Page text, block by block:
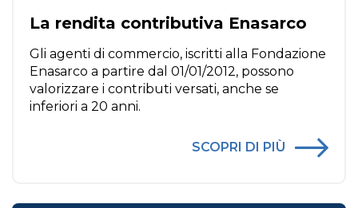
La rendita contributiva Enasarco
Gli agenti di commercio, iscritti alla Fondazione
Enasarco a partire dal 01/01/2012, possono
valorizzare i contributi versati, anche se
inferiori a 20 anni.
SCOPRI DI PIÙ